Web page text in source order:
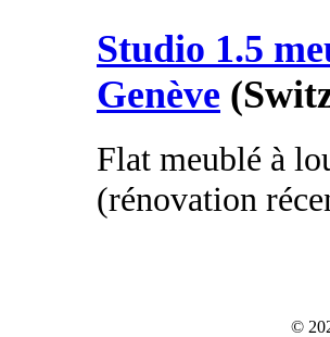
Studio 1.5
Genève
Flat meublé à
(rénovation
©